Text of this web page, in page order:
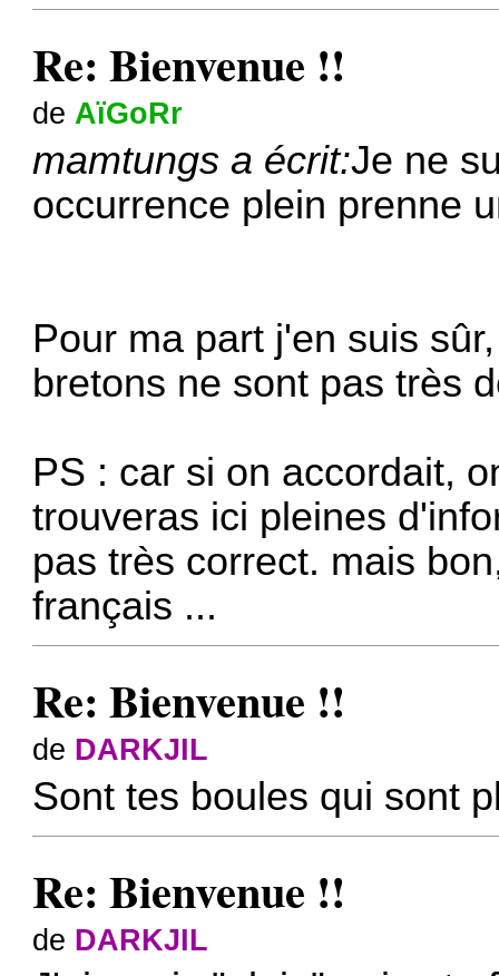
Re: Bienvenue !!
de AïGoRr
mamtungs a écrit:Je ne
occurrence plein prenne
Pour ma part j'en suis
bretons ne sont pas très
PS : car si on accordait,
trouveras ici pleines
pas très correct. mais
français ...
Re: Bienvenue !!
de DARKJIL
Sont tes boules qui sont
Re: Bienvenue !!
de DARKJIL